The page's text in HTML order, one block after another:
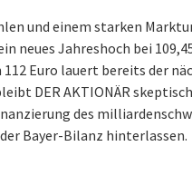
und einem starken
neues Jahreshoch bei
Euro lauert bereits der
DER AKTIONÄR
des
Bayer-Bilanz hinterlassen.